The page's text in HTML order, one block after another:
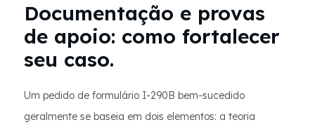
Documentação e provas
de apoio: como fortalecer
seu caso.
Um pedido de formulário I-290B bem-sucedido
geralmente se baseia em dois elementos: a teoria